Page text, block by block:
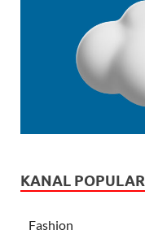
KANAL POPULAR
Fashion